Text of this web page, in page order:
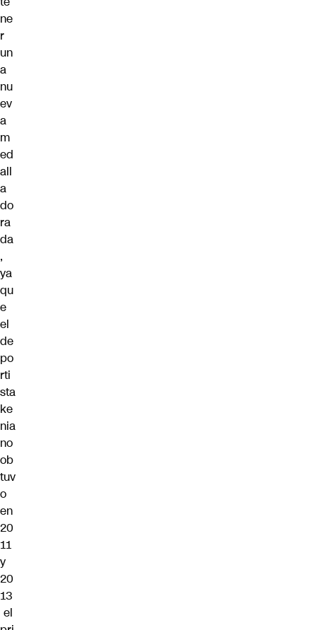
ne
r
un
a
nu
ev
a
m
ed
all
a
do
ra
da
,
ya
qu
e
el
de
po
rti
sta
ke
nia
no
ob
tuv
o
en
20
11
y
20
13
el